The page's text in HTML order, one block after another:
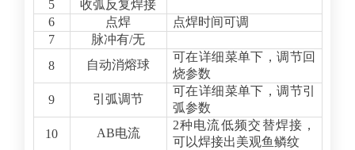
5
收弧反复焊接
6
点焊
点焊时间可调
7
脉冲有/无
8
自动消熔球
可在详细菜单下，调节回
烧参数
9
引弧调节
可在详细菜单下，调节引
弧参数
10
AB电流
2种电流低频交替焊接，
可以焊接出美观鱼鳞纹